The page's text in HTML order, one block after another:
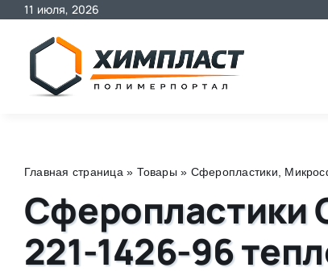
Skip
content
11 июля, 2026
Главная страница » Товары » Сферопластики,
221-1426-96